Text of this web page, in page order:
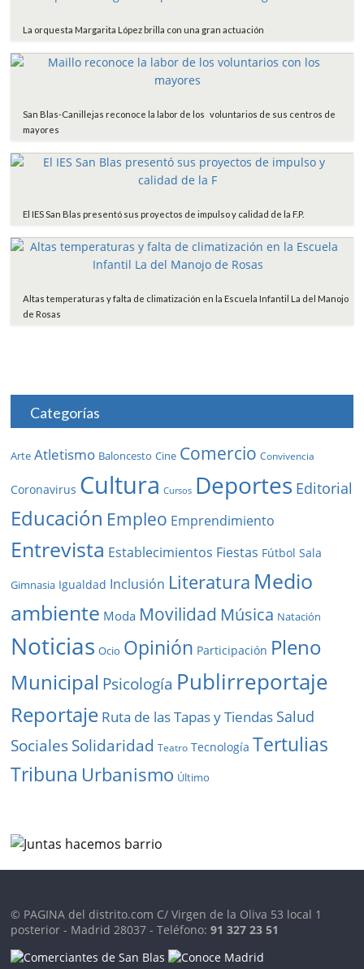
La orquesta Margarita López brilla con una gran actuación
San Blas-Canillejas reconoce la labor de los voluntarios de sus centros de
mayores
El IES San Blas presentó sus proyectos de impulso y calidad de la F.P.
Altas temperaturas y falta de climatización en la Escuela Infantil La del Manojo
de Rosas
Categorías
Arte Atletismo Baloncesto Cine Comercio Convivencia
Coronavirus Cultura Cursos Deportes Editorial
Educación Empleo Emprendimiento
Entrevista Establecimientos Fiestas Fútbol Sala
Gimnasia Igualdad Inclusión Literatura Medio
ambiente Moda Movilidad Música Natación
Noticias Ocio Opinión Participación Pleno
Municipal Psicología Publirreportaje
Reportaje Ruta de las Tapas y Tiendas Salud
SocialesSolidaridad Teatro Tecnología Tertulias
Tribuna Urbanismo Último
© PAGINA del distrito.com C/ Virgen de la Oliva 53 local 1
posterior - Madrid 28037 - Teléfono:91 327 23 51